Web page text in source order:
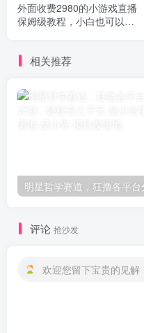
外面收费2980的小游戏直播
保姆级教程，小白也可以日
相关推荐
评论 抢沙发
欢迎您留下宝贵的见解